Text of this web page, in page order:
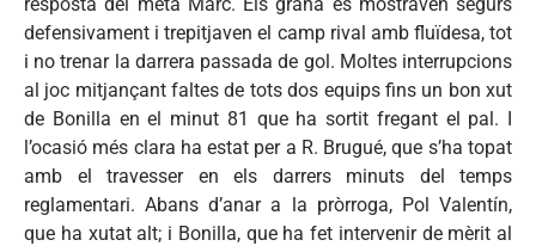
defensivament i trepitjaven el camp rival amb fluïdesa, tot
i no trenar la darrera passada de gol. Moltes interrupcions
al joc mitjançant faltes de tots dos equips fins un bon xut
de Bonilla en el minut 81 que ha sortit fregant el pal. I
l’ocasió més clara ha estat per a R. Brugué, que s’ha topat
amb el travesser en els darrers minuts del temps
reglamentari. Abans d’anar a la pròrroga, Pol Valentín,
que ha xutat alt; i Bonilla, que ha fet intervenir de mèrit al